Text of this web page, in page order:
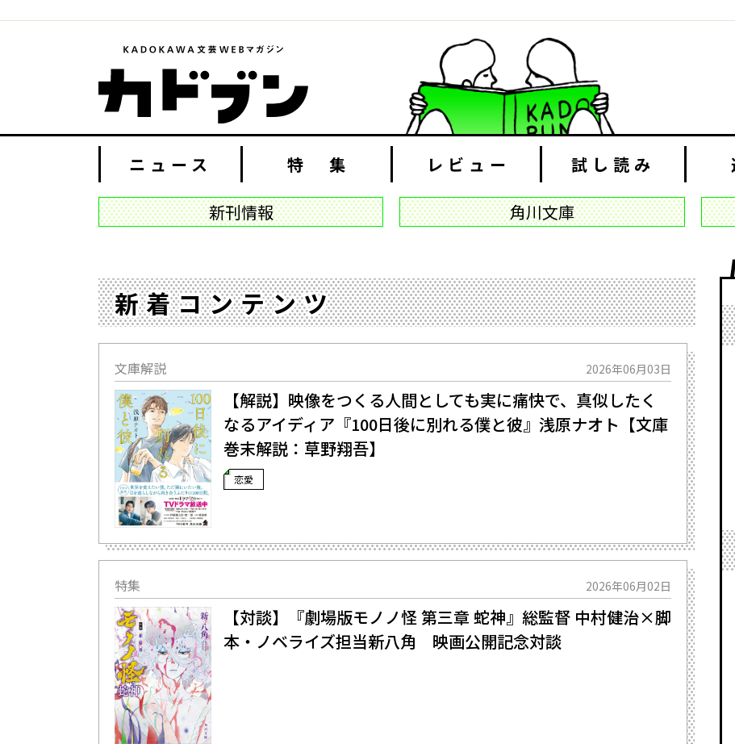
ニュース 特 集 レビュー 試し読み
新刊情報 角川文庫
新着コンテンツ
文庫解説 2026年06月03日
【解説】映像をつくる人間としても実に痛快で、真似したく
なるアイディア――『100日後に別れる僕と彼』浅原ナオト【文庫
巻末解説：草野翔吾】
恋愛
特集 2026年06月02日
【対談】『劇場版モノノ怪 第三章 蛇神』総監督 中村健治×脚
本・ノベライズ担当新八角 映画公開記念対談